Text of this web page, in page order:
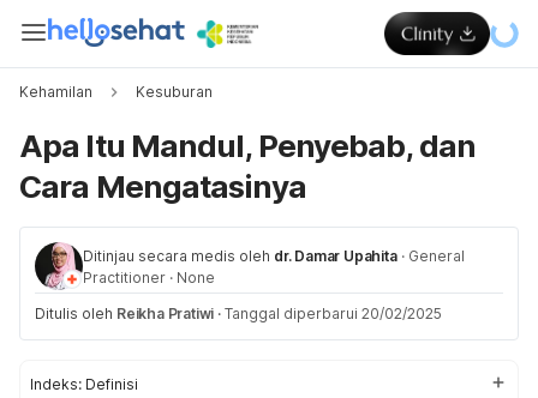
Kehamilan Kesuburan
Apa Itu Mandul, Penyebab, dan
Cara Mengatasinya
Ditinjau secara medis oleh dr. Damar Upahita · General
Practitioner · None
Ditulis oleh Reikha Pratiwi · Tanggal diperbarui 20/02/2025
Indeks: Definisi